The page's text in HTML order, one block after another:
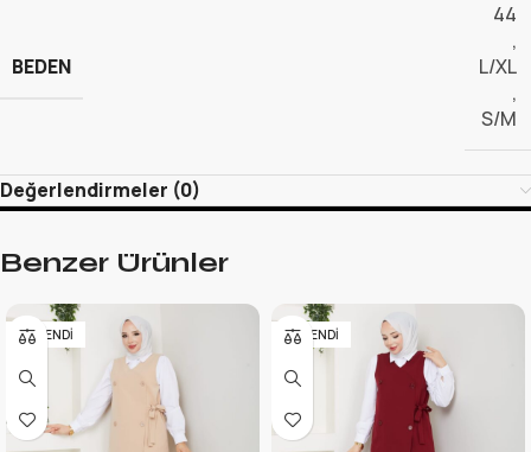
BEDEN
44
,
L/XL
,
S/M
Değerlendirmeler (0)
Benzer Ürünler
TÜKENDI TÜKENDI